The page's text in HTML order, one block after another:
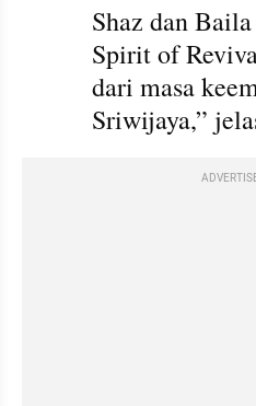
Shaz dan
Spirit of
dari masa
Sriwijaya,”